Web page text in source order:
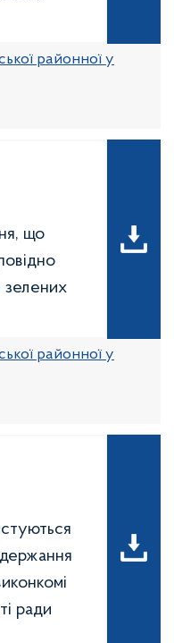
районної у
що
зелених
районної у
ради